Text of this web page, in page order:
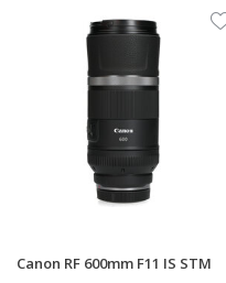
Canon RF 600mm F11 IS STM